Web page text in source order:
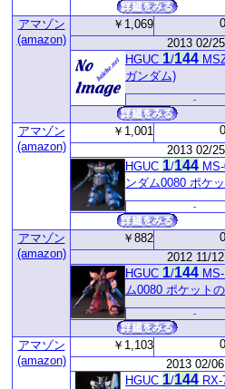
アマゾン
(amazon)
￥1,069
2013 02/
HGUC 1/144
ガンダム)
-
アマゾン
(amazon)
￥1,001
2013 02/
HGUC 1/144
ンダム0080 ポケ
-
アマゾン
(amazon)
￥882
2012 11/
HGUC 1/144 MS-
ム0080 ポケット
-
アマゾン
(amazon)
￥1,103
2013 02/
HGUC 1/144